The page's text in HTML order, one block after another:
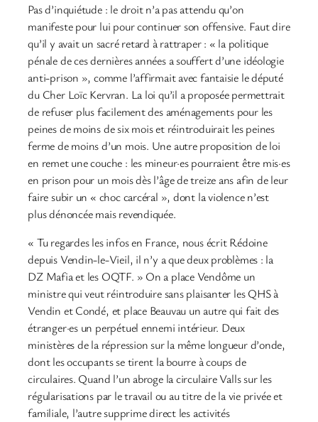
Pas d’inquiétude : le droit n’a pas attendu qu’on
manifeste pour lui pour continuer son offensive. Faut dire
qu’il y avait un sacré retard à rattraper : « la politique
pénale de ces dernières années a souffert d’une idéologie
anti-prison », comme l’affirmait avec fantaisie le député
du Cher Loïc Kervran. La loi qu’il a proposée permettrait
de refuser plus facilement des aménagements pour les
peines de moins de six mois et réintroduirait les peines
ferme de moins d’un mois. Une autre proposition de loi
en remet une couche : les mineur·es pourraient être mis·es
en prison pour un mois dès l’âge de treize ans afin de leur
faire subir un « choc carcéral », dont la violence n’est
plus dénoncée mais revendiquée.
« Tu regardes les infos en France, nous écrit Rédoine
depuis Vendin-le-Vieil, il n’y a que deux problèmes : la
DZ Mafia et les OQTF. » On a place Vendôme un
ministre qui veut réintroduire sans plaisanter les QHS à
Vendin et Condé, et place Beauvau un autre qui fait des
étranger·es un perpétuel ennemi intérieur. Deux
ministères de la répression sur la même longueur d’onde,
dont les occupants se tirent la bourre à coups de
circulaires. Quand l’un abroge la circulaire Valls sur les
régularisations par le travail ou au titre de la vie privée et
familiale, l’autre supprime direct les activités